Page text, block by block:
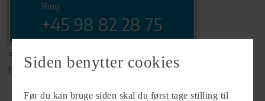
Ring
+45 98 82 28 75
Se komplet info på forhandlerens
hjemmeside
Siden benytter cookies
Før du kan bruge siden skal du først tage stilling til